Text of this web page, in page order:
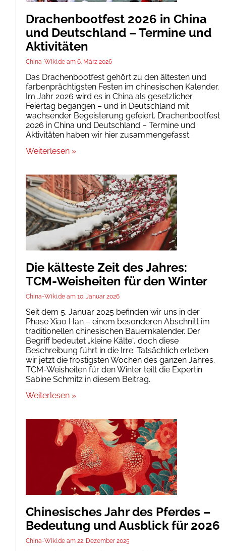
Drachenbootfest 2026 in China
und Deutschland – Termine und
Aktivitäten
China-Wiki.de 6. März 2026
Das Drachenbootfest gehört zu den ältesten und
farbenprächtigsten Festen im chinesischen Kalender.
Im Jahr 2026 wird es in China als gesetzlicher
Feiertag begangen – und in Deutschland mit
wachsender Begeisterung gefeiert. Drachenbootfest
2026 in China und Deutschland – Termine und
Aktivitäten haben wir hier zusammengefasst.
Weiterlesen »
Die kälteste Zeit des Jahres:
TCM-Weisheiten für den Winter
China-Wiki.de 10. Januar 2026
Seit dem 5. Januar 2025 befinden wir uns in der
Phase Xiao Han – einem besonderen Abschnitt im
traditionellen chinesischen Bauernkalender. Der
Begriff bedeutet „kleine Kälte“, doch diese
Beschreibung führt in die Irre: Tatsächlich erleben
wir jetzt die frostigsten Wochen des ganzen Jahres.
TCM-Weisheiten für den Winter teilt die Expertin
Sabine Schmitz in diesem Beitrag.
Weiterlesen »
Chinesisches Jahr des Pferdes –
Bedeutung und Ausblick für 2026
China-Wiki.de 22. Dezember 2025